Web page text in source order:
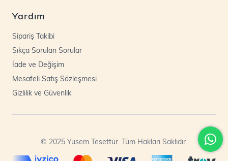
Yardım
Sipariş Takibi
Sıkça Sorulan Sorular
İade ve Değişim
Mesafeli Satış Sözleşmesi
Gizlilik ve Güvenlik
© 2025 Yusem Tesettür. Tüm Hakları Saklıdır.